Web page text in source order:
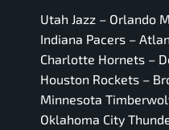
Utah Jazz – Orlando
Indiana Pacers –
Charlotte Hornets –
Houston Rockets –
Minnesota
Oklahoma City